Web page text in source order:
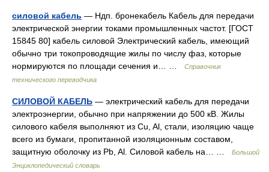
силовой кабель — Ндп. бронекабель Кабель для передачи
электрической энергии токами промышленных частот. [ГОСТ
15845 80] кабель силовой Электрический кабель, имеющий
обычно три токопроводящие жилы по числу фаз, которые
нормируются по площади сечения и… …
Справочник
технического переводчика
СИЛОВОЙ КАБЕЛЬ — электрический кабель для передачи
электроэнергии, обычно при напряжении до 500 кВ. Жилы
силового кабеля выполняют из Cu, Al, стали, изоляцию чаще
всего из бумаги, пропитанной изоляционным составом,
защитную оболочку из Pb, Al. Силовой кабель на… …
Большой
Энциклопедический словарь